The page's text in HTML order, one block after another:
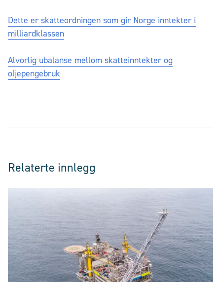
Dette er skatteordningen som gir Norge inntekter i
milliardklassen
Alvorlig ubalanse mellom skatteinntekter og
oljepengebruk
Relaterte innlegg